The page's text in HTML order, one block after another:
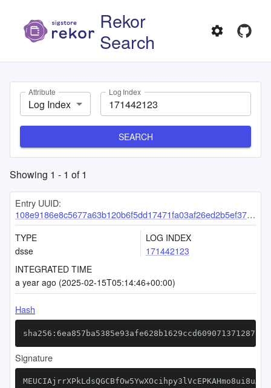
Rekor
Search
Attribute
Log Index
Log Index
SEARCH
Showing 1 - 1 of1
Entry UUID:
108e9186e8c5677a63b120b6f5dd17471fa03af26ed2b5ef3705e5b231829fd6a17ae68f6908947c
TYPE
dsse
LOG INDEX
171442123
INTEGRATED TIME
a year ago (2025-02-15T05:14:46+00:00)
Hash
Signature